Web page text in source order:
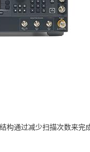
构通过减少扫描次数来完